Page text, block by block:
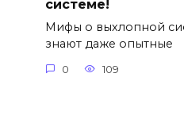
системе!
Мифы о выхлопной
знают даже опытные
0 109